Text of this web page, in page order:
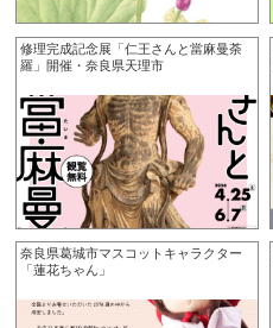
修理完成記念展「仁王さんと當麻曼荼
羅」開催・奈良県天理市
奈良県葛城市マスコットキャラクター
「蓮花ちゃん」